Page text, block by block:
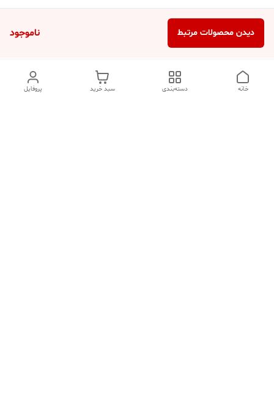
ناموجود دیدن محصولات مرتبط
پروفایل سبد خرید دسته‌بندی خانه